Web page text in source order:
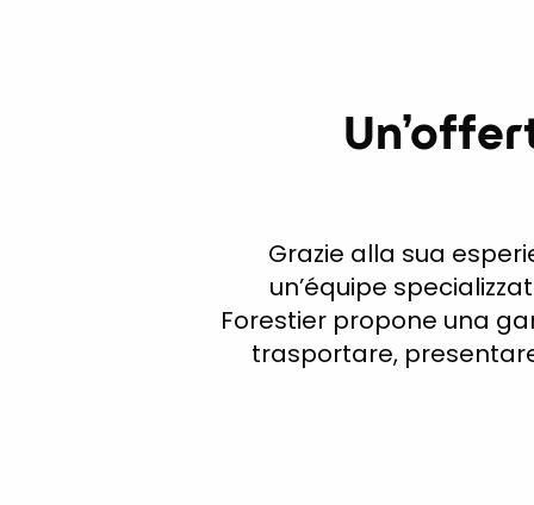
Grazie alla sua
un’équipe
Forestier propone una
trasportare,